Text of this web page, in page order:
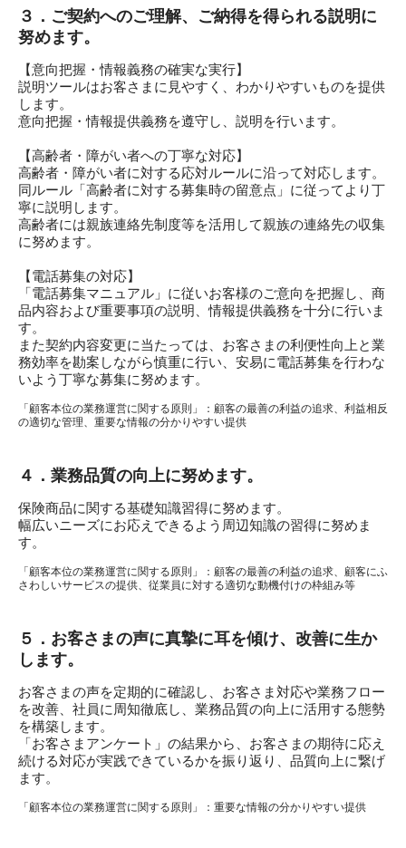
３．ご契約へのご理解、ご納得を得られる説明に
努めます。
【意向把握・情報義務の確実な実行】
説明ツールはお客さまに見やすく、わかりやすいものを提供
します。
意向把握・情報提供義務を遵守し、説明を行います。
【高齢者・障がい者への丁寧な対応】
高齢者・障がい者に対する応対ルールに沿って対応します。
同ルール「高齢者に対する募集時の留意点」に従ってより丁
寧に説明します。
高齢者には親族連絡先制度等を活用して親族の連絡先の収集
に努めます。
【電話募集の対応】
「電話募集マニュアル」に従いお客様のご意向を把握し、商
品内容および重要事項の説明、情報提供義務を十分に行いま
す。
また契約内容変更に当たっては、お客さまの利便性向上と業
務効率を勘案しながら慎重に行い、安易に電話募集を行わな
いよう丁寧な募集に努めます。
「顧客本位の業務運営に関する原則」：顧客の最善の利益の追求、利益相反
の適切な管理、重要な情報の分かりやすい提供
４．業務品質の向上に努めます。
保険商品に関する基礎知識習得に努めます。
幅広いニーズにお応えできるよう周辺知識の習得に努めま
す。
「顧客本位の業務運営に関する原則」：顧客の最善の利益の追求、顧客にふ
さわしいサービスの提供、従業員に対する適切な動機付けの枠組み等
５．お客さまの声に真摯に耳を傾け、改善に生か
します。
お客さまの声を定期的に確認し、お客さま対応や業務フロー
を改善、社員に周知徹底し、業務品質の向上に活用する態勢
を構築します。
「お客さまアンケート」の結果から、お客さまの期待に応え
続ける対応が実践できているかを振り返り、品質向上に繋げ
ます。
「顧客本位の業務運営に関する原則」：重要な情報の分かりやすい提供